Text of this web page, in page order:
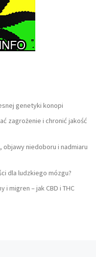
genetyki konopi
zagrożenie i chronić jakość
niedoboru i nadmiaru
dla ludzkiego mózgu?
i migren – jak CBD i THC